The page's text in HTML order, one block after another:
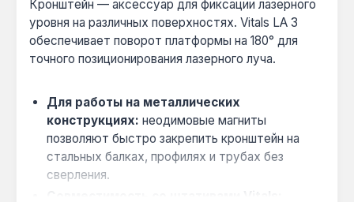
Кронштейн — аксессуар для фиксации лазерного
уровня на различных поверхностях. Vitals LA 3
обеспечивает поворот платформы на 180° для
точного позиционирования лазерного луча.
Для работы на металлических
конструкциях: неодимовые магниты
позволяют быстро закрепить кронштейн на
стальных балках, профилях и трубах без
сверления.